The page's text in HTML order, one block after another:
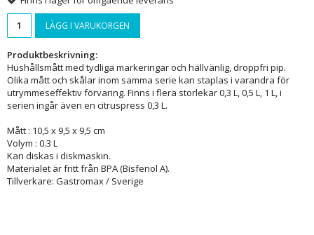
LÄGG I VARUKORGEN
Produktbeskrivning:
Hushållsmått med tydliga markeringar och hällvänlig, droppfri pip.
Olika mått och skålar inom samma serie kan staplas i varandra för
utrymmeseffektiv förvaring. Finns i flera storlekar 0,3 L, 0,5 L, 1 L, i
serien ingår även en citruspress 0,3 L.
Mått : 10,5 x 9,5 x 9,5 cm
Volym : 0.3 L
Kan diskas i diskmaskin.
Materialet är fritt från BPA (Bisfenol A).
Tillverkare: Gastromax / Sverige